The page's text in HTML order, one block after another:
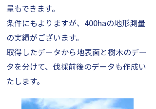
量もできます。
条件にもよりますが、400haの地形測量
の実績がございます。
​取得したデータから地表面と樹木のデー
タを分けて、伐採前後のデータも作成い
たします。